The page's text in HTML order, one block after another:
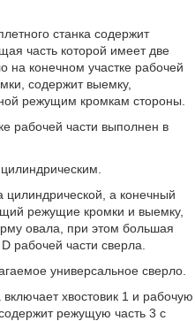
станка содержит
часть которой имеет две
на конечном участке рабочей
содержит выемку,
режущим кромкам стороны.
рабочей части выполнен в
цилиндрической, а конечный
режущие кромки и выемку,
овала, при этом большая
рабочей части сверла.
универсальное сверло.
хвостовик 1 и рабочую
режущую часть 3 с